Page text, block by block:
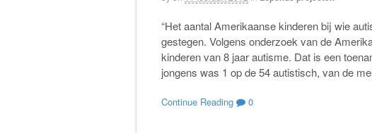
“Het aantal Amerikaanse kinderen bij wie
gestegen. Volgens onderzoek van de
kinderen van 8 jaar autisme. Dat is een
jongens was 1 op de 54 autistisch, van de
Continue Reading 0